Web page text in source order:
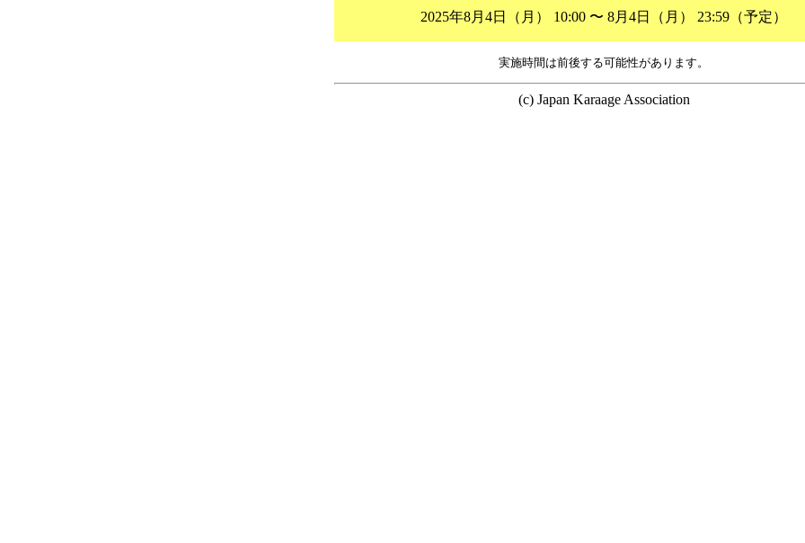
2025年8月4日（月） 10:00 〜 8月4日（月） 23:59（予定）
実施時間は前後する可能性があります。
(c) Japan Karaage Association